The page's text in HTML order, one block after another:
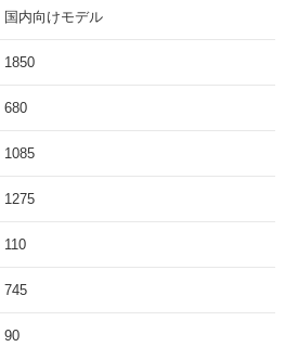
国内向けモデル
1850
680
1085
1275
110
745
90